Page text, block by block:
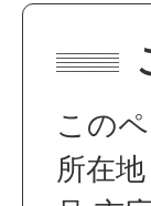
この
所在